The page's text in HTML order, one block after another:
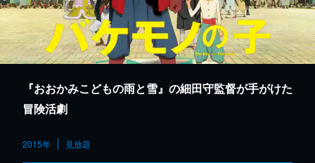
『おおかみこどもの雨と雪』の細田守監督が手がけた
冒険活劇
2015年 見放題